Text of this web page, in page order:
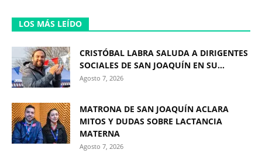
LOS MÁS LEÍDO
CRISTÓBAL LABRA SALUDA A DIRIGENTES
SOCIALES DE SAN JOAQUÍN EN SU...
Agosto 7, 2026
MATRONA DE SAN JOAQUÍN ACLARA
MITOS Y DUDAS SOBRE LACTANCIA
MATERNA
Agosto 7, 2026